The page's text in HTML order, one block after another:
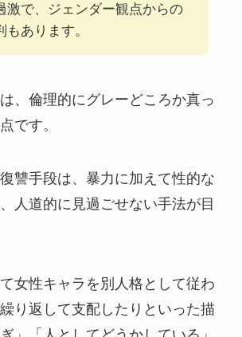
激で、ジェンダー観点からの
もあります。
、倫理的にグレーどころか真っ
です。
讐手段は、暴力に加えて性的な
人道的に見過ごせない手法が目
女性キャラを別人格として従わ
り返して支配したりといった描